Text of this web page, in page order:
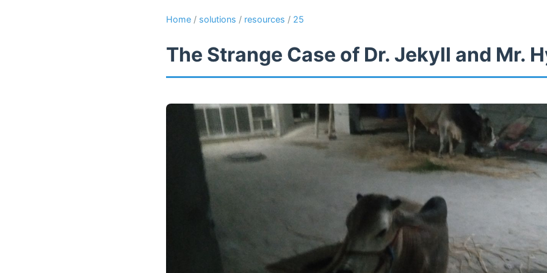
Home / solutions / resources / 25
The Strange Case of Dr. Jekyll and Mr.